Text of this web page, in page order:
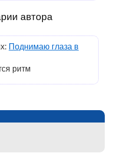
автора
Поднимаю глаза в
ритм